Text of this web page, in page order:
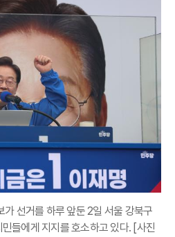
가 선거를 하루 앞둔 2일 서울 강북구
들에게 지지를 호소하고 있다. [사진